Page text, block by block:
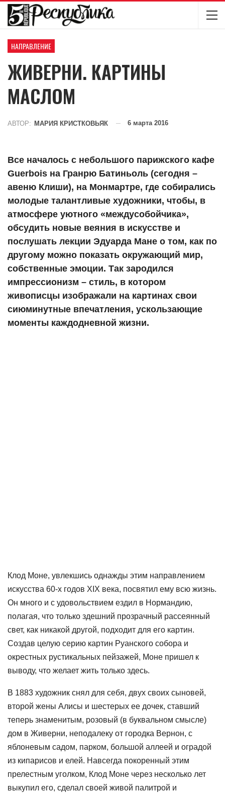
НАПРАВЛЕНИЕ
ЖИВЕРНИ. КАРТИНЫ
МАСЛОМ
АВТОР: МАРИЯ КРИСТКОВЬЯК 6 марта 2016
Все началось с небольшого парижского кафе
Guerbois на Гранрю Батиньоль (сегодня –
авеню Клиши), на Монмартре, где собирались
молодые талантливые художники, чтобы, в
атмосфере уютного «междусобойчика»,
обсудить новые веяния в искусстве и
послушать лекции Эдуарда Мане о том, как по
другому можно показать окружающий мир,
собственные эмоции. Так зародился
импрессионизм – стиль, в котором
живописцы изображали на картинах свои
сиюминутные впечатления, ускользающие
моменты каждодневной жизни.
Клод Моне, увлекшись однажды этим направлением
искусства 60-х годов XIX века, посвятил ему всю жизнь.
Он много и с удовольствием ездил в Нормандию,
полагая, что только здешний прозрачный рассеянный
свет, как никакой другой, подходит для его картин.
Создав целую серию картин Руанского собора и
окрестных рустикальных пейзажей, Моне пришел к
выводу, что желает жить только здесь.
В 1883 художник снял для себя, двух своих сыновей,
второй жены Алисы и шестерых ее дочек, ставший
теперь знаменитым, розовый (в буквальном смысле)
дом в Живерни, неподалеку от городка Вернон, с
яблоневым садом, парком, большой аллеей и оградой
из кипарисов и елей. Навсегда покоренный этим
прелестным уголком, Клод Моне через несколько лет
выкупил его, сделал своей живой палитрой и